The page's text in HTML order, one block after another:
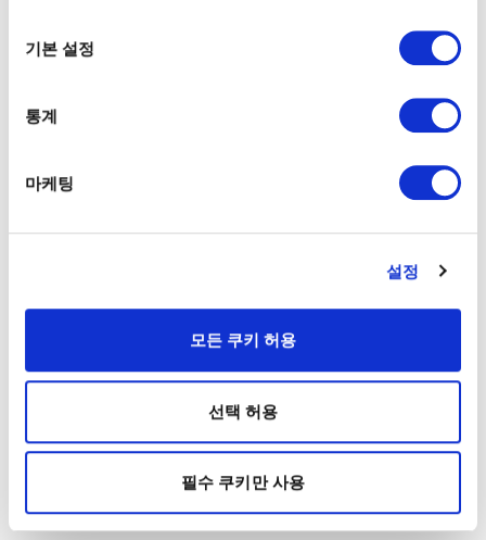
기본 설정
통계
마케팅
설정
모든 쿠키 허용
선택 허용
필수 쿠키만 사용